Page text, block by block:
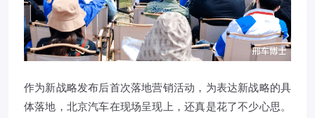
作为新战略发布后首次落地营销活动，为表达新战略的具
体落地，北京汽车在现场呈现上，还真是花了不少心思。